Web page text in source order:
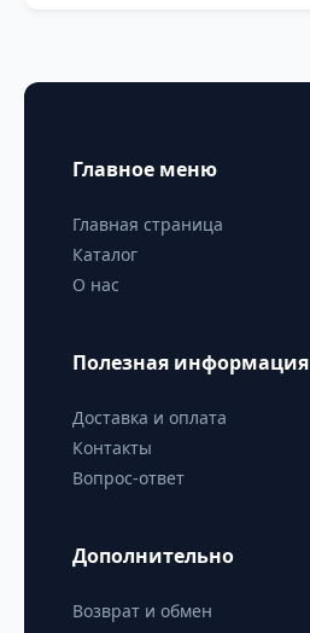
Главное меню
Главная страница
Каталог
О нас
Полезная информация
Доставка и оплата
Контакты
Вопрос-ответ
Дополнительно
Возврат и обмен